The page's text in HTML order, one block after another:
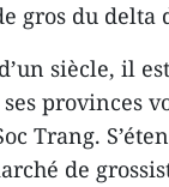
gros du delta
siècle, il
provinces
Trang.
de